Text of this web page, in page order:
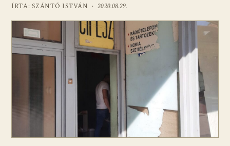
ÍRTA: SZÁNTÓ ISTVÁN ·2020.08.29.